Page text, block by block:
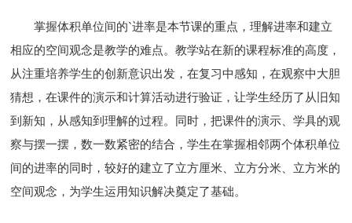
掌握体积单位间的`进率是本节课的重点，理解进率和建立
相应的空间观念是教学的难点。教学站在新的课程标准的高度，
从注重培养学生的创新意识出发，在复习中感知，在观察中大胆
猜想，在课件的演示和计算活动进行验证，让学生经历了从旧知
到新知，从感知到理解的过程。同时，把课件的演示、学具的观
察与摆一摆，数一数紧密的结合，学生在掌握相邻两个体积单位
间的进率的同时，较好的建立了立方厘米、立方分米、立方米的
空间观念，为学生运用知识解决奠定了基础。